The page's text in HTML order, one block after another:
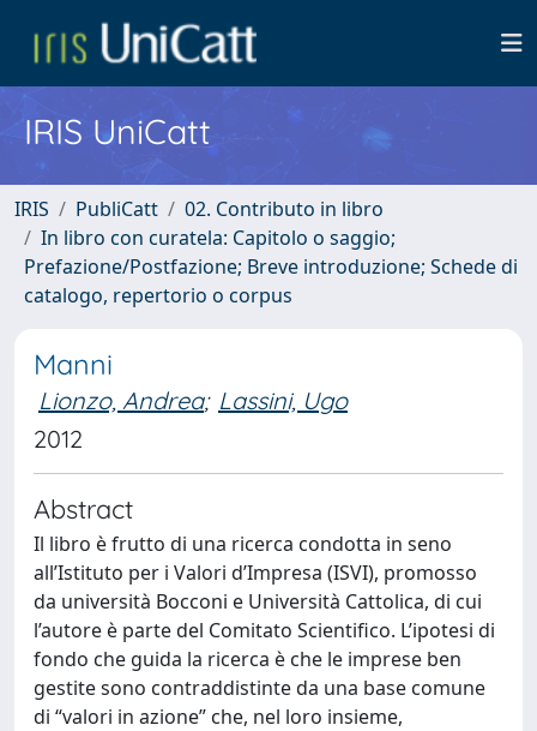
IRIS UniCatt
IRIS PubliCatt
02. Contributo in libro
In libro con curatela: Capitolo o saggio;
Prefazione/Postfazione; Breve introduzione; Schede di
catalogo, repertorio o corpus
Manni
Lionzo, Andrea; Lassini, Ugo
2012
Abstract
Il libro è frutto di una ricerca condotta in seno
all’Istituto per i Valori d’Impresa (ISVI), promosso
da università Bocconi e Università Cattolica, di cui
l’autore è parte del Comitato Scientifico. L’ipotesi di
fondo che guida la ricerca è che le imprese ben
gestite sono contraddistinte da una base comune
di “valori in azione” che, nel loro insieme,